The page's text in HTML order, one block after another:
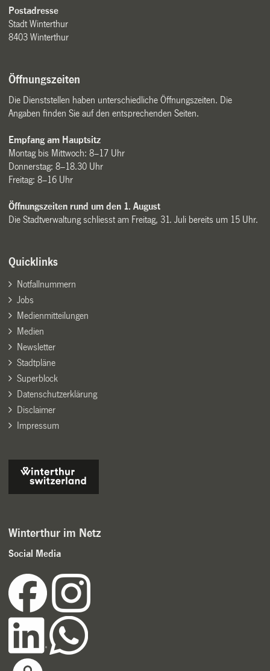
Postadresse
Stadt Winterthur
8403 Winterthur
Öffnungszeiten
Die Dienststellen haben unterschiedliche Öffnungszeiten. Die
Angaben finden Sie auf den entsprechenden Seiten.
Empfang am Hauptsitz
Montag bis Mittwoch: 8–17 Uhr
Donnerstag: 8–18.30 Uhr
Freitag: 8–16 Uhr
Öffnungszeiten rund um den 1. August
Die Stadtverwaltung schliesst am Freitag, 31. Juli bereits um 15 Uhr.
Quicklinks
Notfallnummern
Jobs
Medienmitteilungen
Medien
Newsletter
Stadtpläne
Superblock
Datenschutzerklärung
Disclaimer
Impressum
Winterthur im Netz
Social Media